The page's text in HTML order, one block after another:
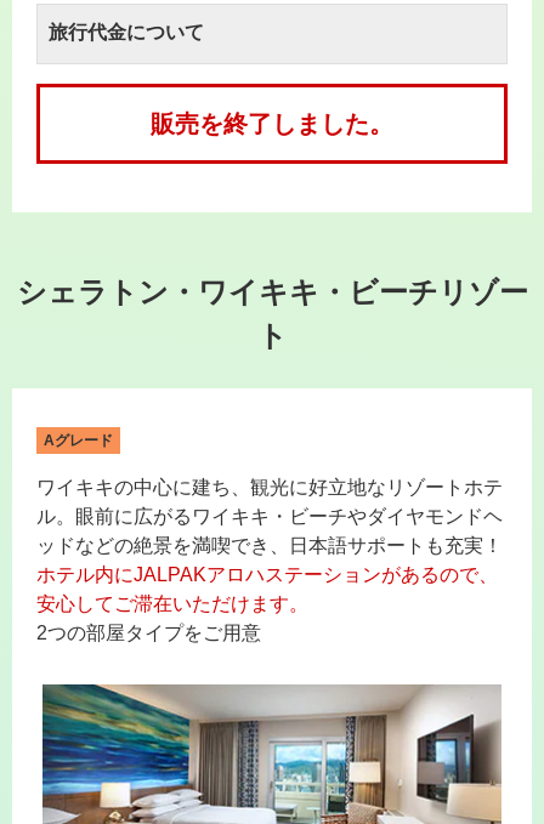
旅行代金について
販売を終了しました。
シェラトン・ワイキキ・ビーチリゾー
ト
Aグレード
ワイキキの中心に建ち、観光に好立地なリゾートホテ
ル。眼前に広がるワイキキ・ビーチやダイヤモンドヘ
ッドなどの絶景を満喫でき、日本語サポートも充実！
ホテル内にJALPAKアロハステーションがあるので、
安心してご滞在いただけます。
2つの部屋タイプをご用意